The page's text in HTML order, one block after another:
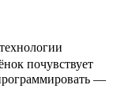
почувствует
—